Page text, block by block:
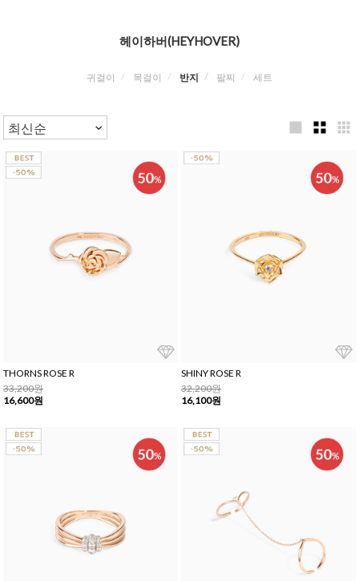
헤이하버(HEYHOVER)
귀걸이 목걸이 반지 팔찌 세트
THORNS ROSE R
33,200원
16,600원
SHINY ROSE R
32,200원
16,100원